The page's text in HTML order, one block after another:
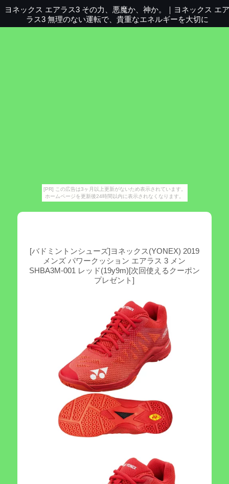
[PR] この広告は3ヶ月以上更新がないため表示されています。
ホームページを更新後24時間以内に表示されなくなります。
ヨネックス エアラス3 その力、悪魔か、神か。 ｜ ヨネックス エア
ラス3 無理のない運転で、貴重なエネルギーを大切に
[バドミントンシューズ]ヨネックス(YONEX) 2019
メンズ パワークッション エアラス 3 メン
SHBA3M-001 レッド(19y9m)[次回使えるクーポン
プレゼント]